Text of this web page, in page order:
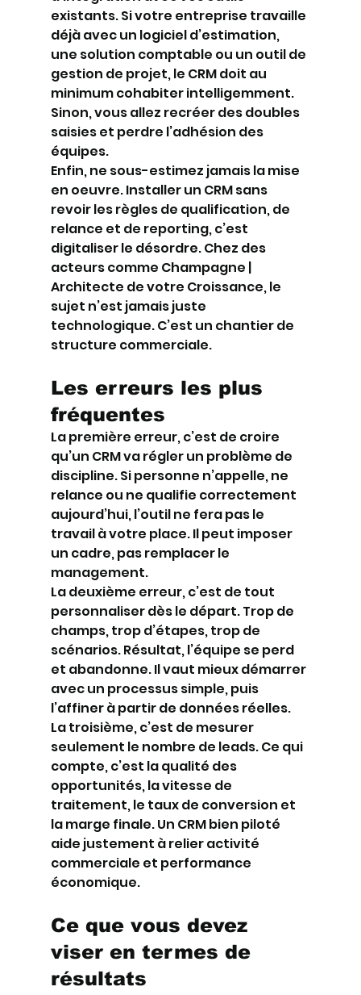
existants. Si votre entreprise travaille
déjà avec un logiciel d’estimation,
une solution comptable ou un outil de
gestion de projet, le CRM doit au
minimum cohabiter intelligemment.
Sinon, vous allez recréer des doubles
saisies et perdre l’adhésion des
équipes.
Enfin, ne sous-estimez jamais la mise
en oeuvre. Installer un CRM sans
revoir les règles de qualification, de
relance et de reporting, c’est
digitaliser le désordre. Chez des
acteurs comme Champagne |
Architecte de votre Croissance, le
sujet n’est jamais juste
technologique. C’est un chantier de
structure commerciale.
Les erreurs les plus
fréquentes
La première erreur, c’est de croire
qu’un CRM va régler un problème de
discipline. Si personne n’appelle, ne
relance ou ne qualifie correctement
aujourd’hui, l’outil ne fera pas le
travail à votre place. Il peut imposer
un cadre, pas remplacer le
management.
La deuxième erreur, c’est de tout
personnaliser dès le départ. Trop de
champs, trop d’étapes, trop de
scénarios. Résultat, l’équipe se perd
et abandonne. Il vaut mieux démarrer
avec un processus simple, puis
l’affiner à partir de données réelles.
La troisième, c’est de mesurer
seulement le nombre de leads. Ce qui
compte, c’est la qualité des
opportunités, la vitesse de
traitement, le taux de conversion et
la marge finale. Un CRM bien piloté
aide justement à relier activité
commerciale et performance
économique.
Ce que vous devez
viser en termes de
résultats